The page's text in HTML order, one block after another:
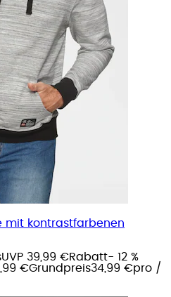
mit kontrastfarbenen
UVP 39,99 €Rabatt- 12 %
€Grundpreis34,99 €pro /